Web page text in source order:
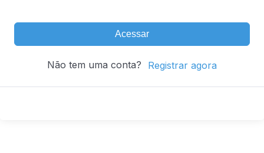
Acessar
Não tem uma conta? Registrar agora